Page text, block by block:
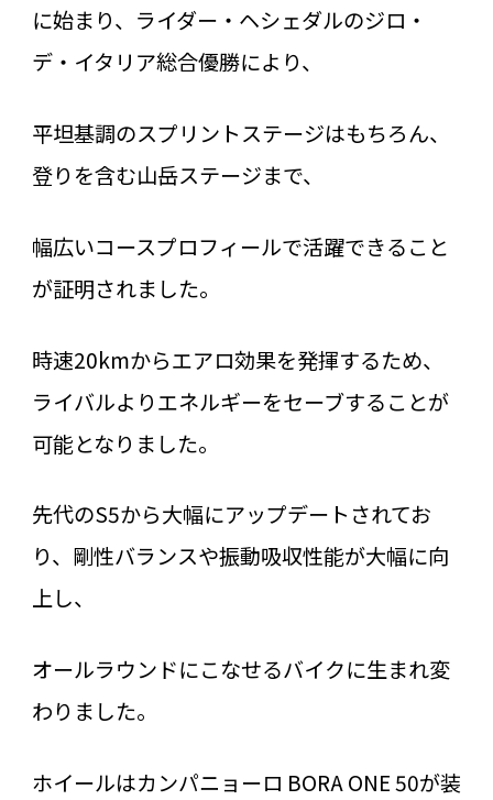
に始まり、ライダー・ヘシェダルのジロ・
デ・イタリア総合優勝により、
平坦基調のスプリントステージはもちろん、
登りを含む山岳ステージまで、
幅広いコースプロフィールで活躍できること
が証明されました。
時速20kmからエアロ効果を発揮するため、
ライバルよりエネルギーをセーブすることが
可能となりました。
先代のS5から大幅にアップデートされてお
り、剛性バランスや振動吸収性能が大幅に向
上し、
オールラウンドにこなせるバイクに生まれ変
わりました。
ホイールはカンパニョーロ BORA ONE 50が装